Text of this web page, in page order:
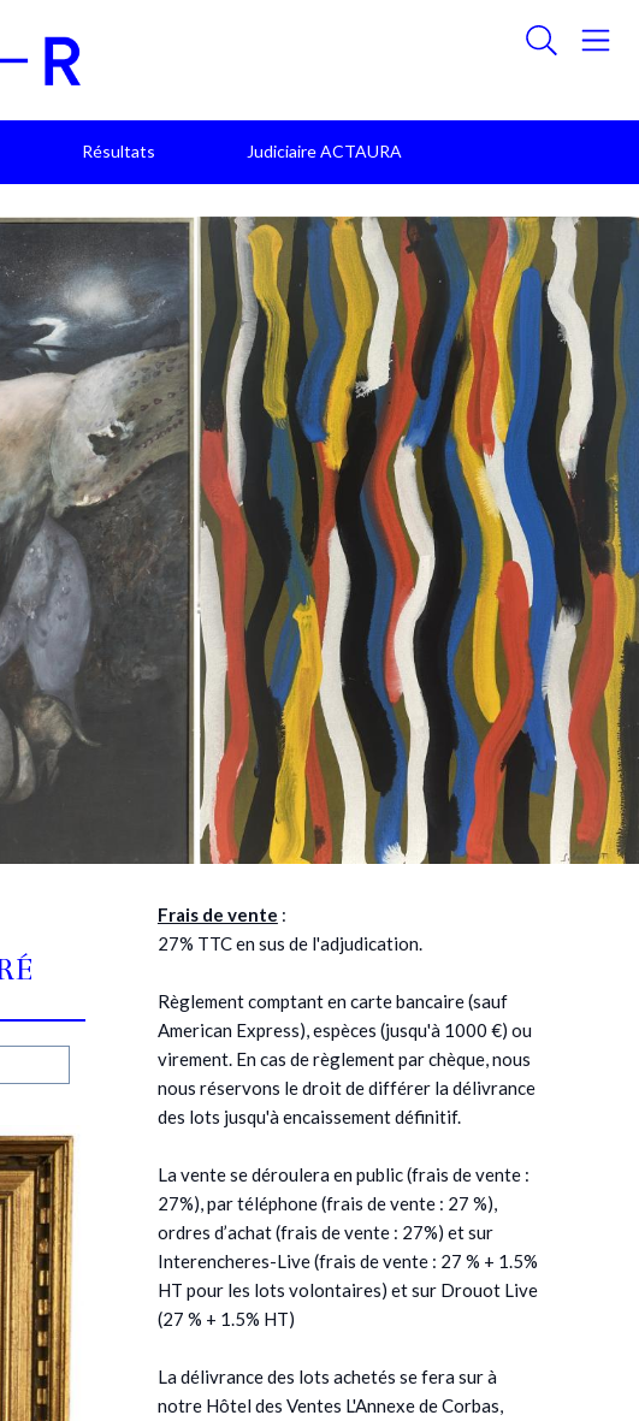
Résultats Judiciaire ACTAURA
Frais de vente :
27% TTC en sus de l'adjudication.
Règlement comptant en carte bancaire (sauf
American Express), espèces (jusqu'à 1000 €) ou
virement. En cas de règlement par chèque, nous
nous réservons le droit de différer la délivrance
des lots jusqu'à encaissement définitif.
La vente se déroulera en public (frais de vente :
27%), par téléphone (frais de vente : 27 %),
ordres d’achat (frais de vente : 27%) et sur
Interencheres-Live (frais de vente : 27 % + 1.5%
HT pour les lots volontaires) et sur Drouot Live
(27 % + 1.5% HT)
La délivrance des lots achetés se fera sur à
notre Hôtel des Ventes L'Annexe de Corbas,